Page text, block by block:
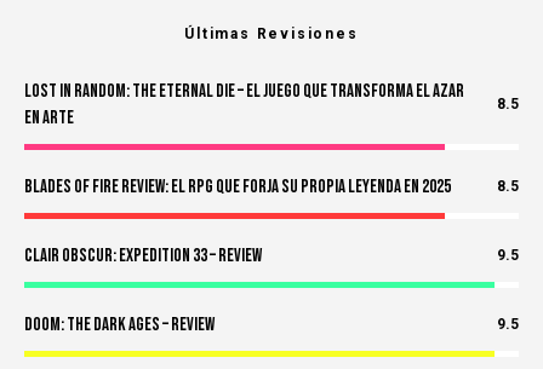
Últimas Revisiones
Lost in Random: The Eternal Die – El Juego Que Transforma el Azar
en Arte
8.5
Blades of Fire Review: El RPG Que Forja Su Propia Leyenda en 2025 8.5
Clair Obscur: Expedition 33 – Review 9.5
Doom: The Dark Ages – Review 9.5